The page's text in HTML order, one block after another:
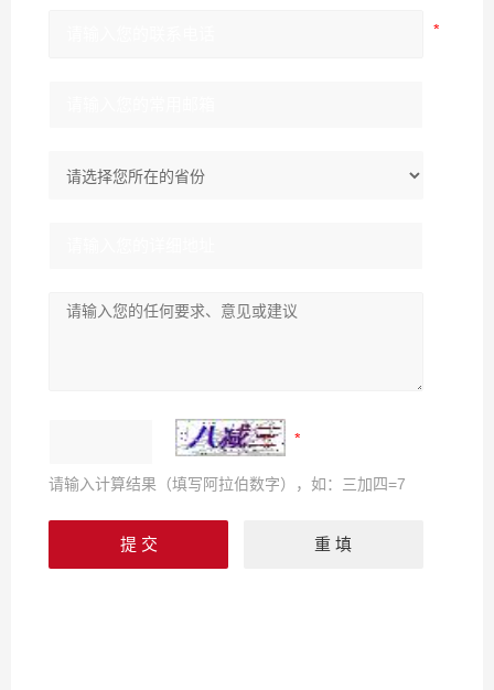
请输入计算结果（填写阿拉伯数字），如：三加四=7